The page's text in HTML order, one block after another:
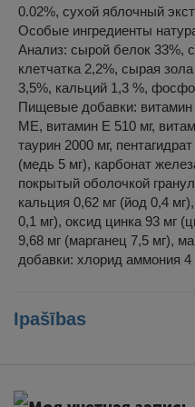
0.02%, сухой яблочный
Особые ингредиенты
Анализ: сырой белок 33%,
клетчатка 2,2%, сырая
3,5%, кальций 1,3 %,
Пищевые добавки:
МЕ, витамин E 510 мг,
таурин 2000 мг,
(медь 5 мг), карбонат
покрытый оболочкой
кальция 0,62 мг (йод 0,4
0,1 мг), оксид цинка 93 мг
9,68 мг (марганец 7,5 мг),
добавки: хлорид аммония 4
Ipašības